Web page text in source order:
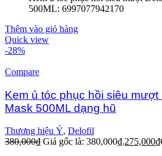
500ML: 6997077942170
Thêm vào giỏ hàng
Quick view
-28%
Compare
Kem ủ tóc phục hồi siêu mượt
Mask 500ML dạng hũ
Thương hiệu Ý, Delofil
380,000₫ Giá gốc là: 380,000₫.275,000₫